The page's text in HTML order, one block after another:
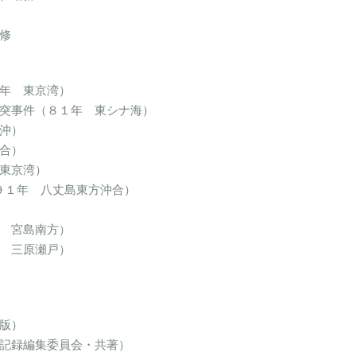
東京湾）
事件（８１年 東シナ海）
）
）
京湾）
年 八丈島東方沖合）
島南方）
原瀬戸）
）
編集委員会・共著）